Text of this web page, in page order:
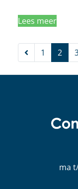
Lees meer
Vorige
1 2
ma